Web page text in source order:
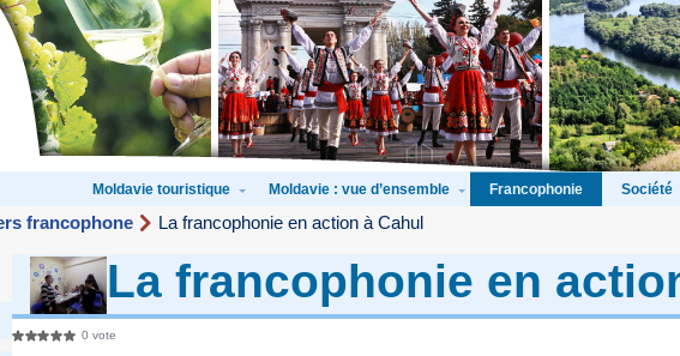
Moldavie touristique Moldavie : vue d’ensemble Francophonie Société
francophone La francophonie en action à Cahul
La francophonie en
0 vote